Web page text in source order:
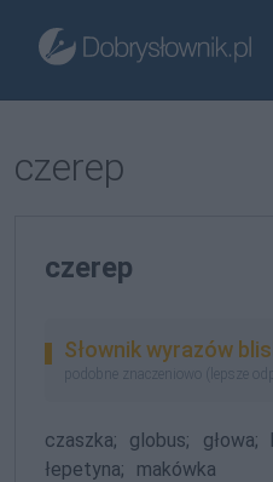
czerep
czerep
Słownik wyrazów
podobne znaczeniowo (lepsze
czaszka; globus; głowa;
łepetyna;
makówka